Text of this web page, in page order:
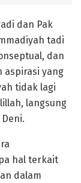
dan Pak
tadi
dan
aspirasi yang
tidak lagi
langsung
hal terkait
dalam